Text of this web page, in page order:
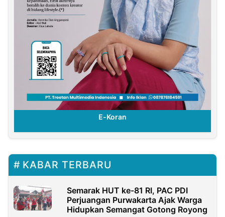
E-Koran
KABAR TERBARU
Semarak HUT ke-81 RI, PAC PDI
Perjuangan Purwakarta Ajak Warga
Hidupkan Semangat Gotong Royong